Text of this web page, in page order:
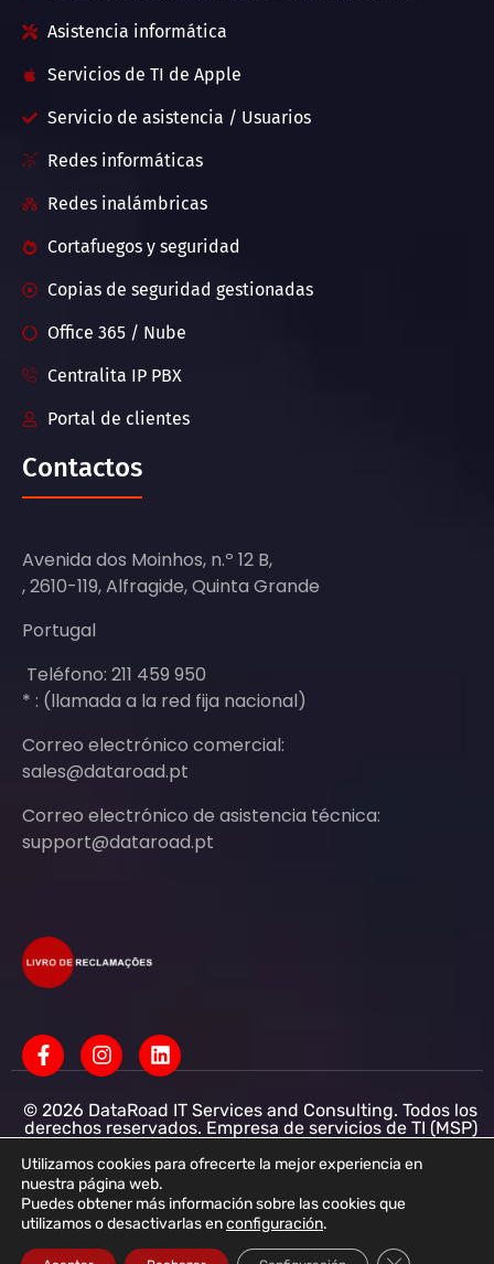
Asistencia informática
Servicios de TI de Apple
Servicio de asistencia / Usuarios
Redes informáticas
Redes inalámbricas
Cortafuegos y seguridad
Copias de seguridad gestionadas
Office 365 / Nube
Centralita IP PBX
Portal de clientes
Contactos
Avenida dos Moinhos, n.º 12 B,
, 2610-119, Alfragide, Quinta Grande
Portugal
Teléfono: 211 459 950
* : (llamada a la red fija nacional)
Correo electrónico comercial:
sales@dataroad.pt
Correo electrónico de asistencia técnica:
support@dataroad.pt
© 2026 DataRoad IT Services and Consulting. Todos los
derechos reservados. Empresa de servicios de TI (MSP)
Servicios informáticos - Asistencia informática - Redes
informáticas para empresas - Soporte informático
DataRoad IT Services and Consulting LDA NIF:
513368078 - CAE: 62201-R4 - Capital social: 50 001,00
€ - Registro Mercantil R.N.P.C.
Utilizamos cookies para ofrecerte la mejor experiencia en
nuestra página web.
Puedes obtener más información sobre las cookies que
utilizamos o desactivarlas enconfiguración.